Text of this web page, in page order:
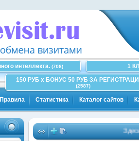
интеллекта. (708)
1
150 РУБ x БОНУС 50 РУБ ЗА
(2587)
Правила Статистика Каталог сайтов
Здесь